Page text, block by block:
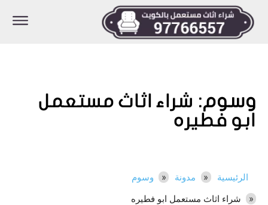
وسوم: شراء اثاث مستعمل
ابو فطيره
الرئيسية مدونة
وسوم
شراء اثاث مستعمل ابو فطيره